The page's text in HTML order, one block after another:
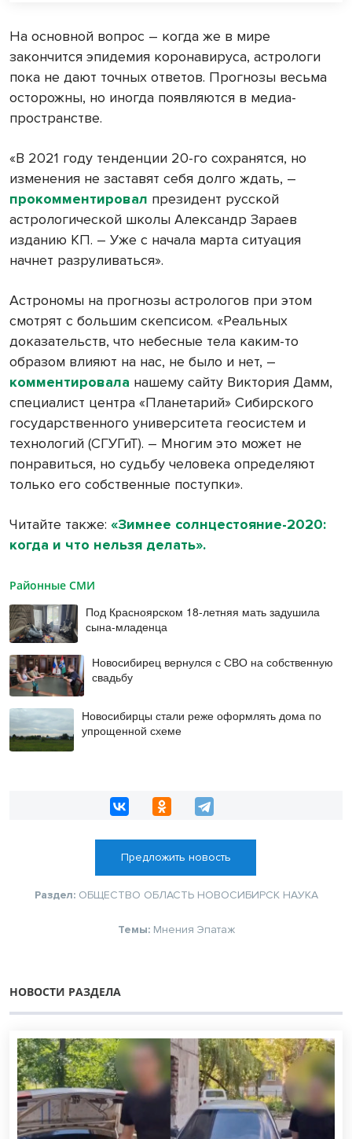
На основной вопрос – когда же в мире
закончится эпидемия коронавируса, астрологи
пока не дают точных ответов. Прогнозы весьма
осторожны, но иногда появляются в медиа-
пространстве.
«В 2021 году тенденции 20-го сохранятся, но
изменения не заставят себя долго ждать, –
прокомментировал президент русской
астрологической школы Александр Зараев
изданию КП. – Уже с начала марта ситуация
начнет разруливаться».
Астрономы на прогнозы астрологов при этом
смотрят с большим скепсисом. «Реальных
доказательств, что небесные тела каким-то
образом влияют на нас, не было и нет, –
комментировала нашему сайту Виктория Дамм,
специалист центра «Планетарий» Сибирского
государственного университета геосистем и
технологий (СГУГиТ). – Многим это может не
понравиться, но судьбу человека определяют
только его собственные поступки».
Читайте также: «Зимнее солнцестояние-2020:
когда и что нельзя делать».
Районные СМИ
Под Красноярском 18-летняя мать задушила
сына-младенца
Новосибирец вернулся с СВО на собственную
свадьбу
Новосибирцы стали реже оформлять дома по
упрощенной схеме
Предложить новость
Раздел: ОБЩЕСТВО ОБЛАСТЬ НОВОСИБИРСК НАУКА
Темы: Мнения Эпатаж
НОВОСТИ РАЗДЕЛА